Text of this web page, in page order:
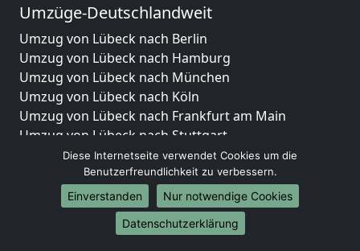
Umzüge-Deutschlandweit
Umzug von Lübeck nach Berlin
Umzug von Lübeck nach Hamburg
Umzug von Lübeck nach München
Umzug von Lübeck nach Köln
Umzug von Lübeck nach Frankfurt am Main
Umzug von Lübeck nach Stuttgart
Umzug von Lübeck nach Düsseldorf
Umzug von Lübeck nach Leipzig
Umzug von Lübeck nach Dortmund
Umzug von Lübeck nach Essen
Umzug von Lübeck nach Bremen
Diese Internetseite verwendet Cookies um die
Benutzerfreundlichkeit zu verbessern.
Einverstanden
Nur notwendige Cookies
Datenschutzerklärung